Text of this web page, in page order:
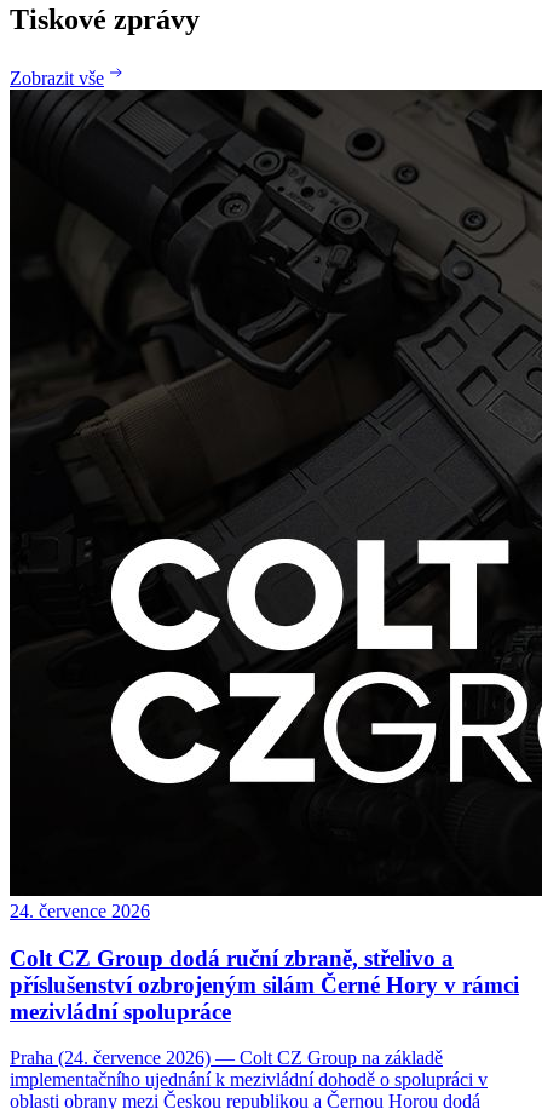
Tiskové zprávy
Zobrazit vše
24. července 2026
Colt CZ Group dodá ruční zbraně, střelivo a
příslušenství ozbrojeným silám Černé Hory v rámci
mezivládní spolupráce
Praha (24. července 2026) ― Colt CZ Group na základě
implementačního ujednání k mezivládní dohodě o spolupráci v
oblasti obrany mezi Českou republikou a Černou Horou dodá